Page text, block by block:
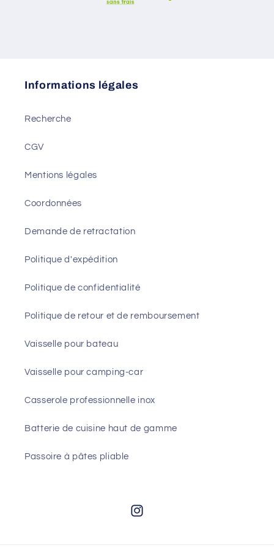
Informations légales
Recherche
CGV
Mentions légales
Coordonnées
Demande de retractation
Politique d'expédition
Politique de confidentialité
Politique de retour et de remboursement
Vaisselle pour bateau
Vaisselle pour camping-car
Casserole professionnelle inox
Batterie de cuisine haut de gamme
Passoire à pâtes pliable
Instagram